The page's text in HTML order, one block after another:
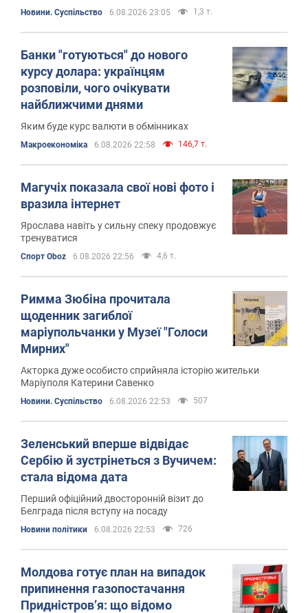
Новини. Суспільство 6.08.2026 23:05 1,3 т.
Банки "готуються" до нового
курсу долара: українцям
розповіли, чого очікувати
найближчими днями
Яким буде курс валюти в обмінниках
Mакроекономіка 6.08.2026 22:58 146,7 т.
Магучіх показала свої нові фото і
вразила інтернет
Ярослава навіть у сильну спеку продовжує
тренуватися
Спорт Oboz 6.08.2026 22:56 4,6 т.
Римма Зюбіна прочитала
щоденник загиблої
маріупольчанки у Музеї "Голоси
Мирних"
Акторка дуже особисто сприйняла історію жительки
Маріуполя Катерини Савенко
Новини. Суспільство 6.08.2026 22:53 507
Зеленський вперше відвідає
Сербію й зустрінеться з Вучичем:
стала відома дата
Перший офіційний двосторонній візит до
Белграда після вступу на посаду
Новини політики 6.08.2026 22:53 726
Молдова готує план на випадок
припинення газопостачання
Придністров’я: що відомо